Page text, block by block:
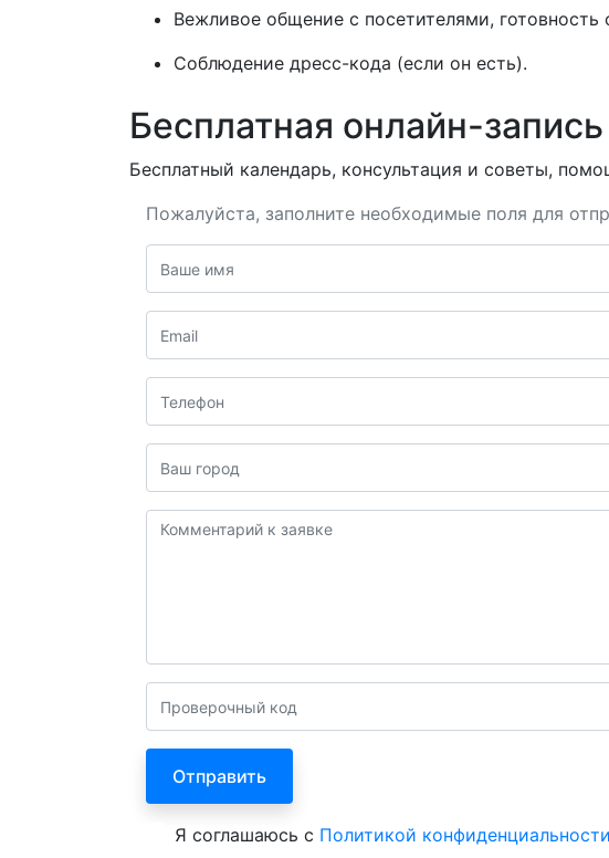
Вежливое общение с посетителями, готовность
Соблюдение дресс-кода (если он есть).
Бесплатная онлайн-запись
Бесплатный календарь, консультация и советы,
Пожалуйста, заполните необходимые поля для
Я соглашаюсь с Политикой конфиденциальности